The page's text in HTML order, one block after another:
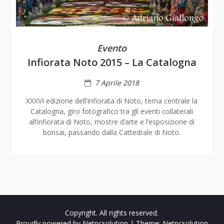
Evento
Infiorata Noto 2015 – La Catalogna
7 Aprile 2018
XXXVI edizione dell’Infiorata di Noto, tema centrale la
Catalogna, giro fotografico tra gli eventi collaterali
all’infiorata di Noto, mostre d’arte e l’esposizione di
bonsai, passando dalla Cattedrale di Noto.
Copyright. All rights reserved.